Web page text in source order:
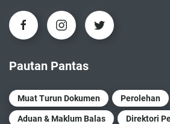
Pautan Pantas
Muat Turun Dokumen Perolehan
Aduan & Maklum Balas Direktori